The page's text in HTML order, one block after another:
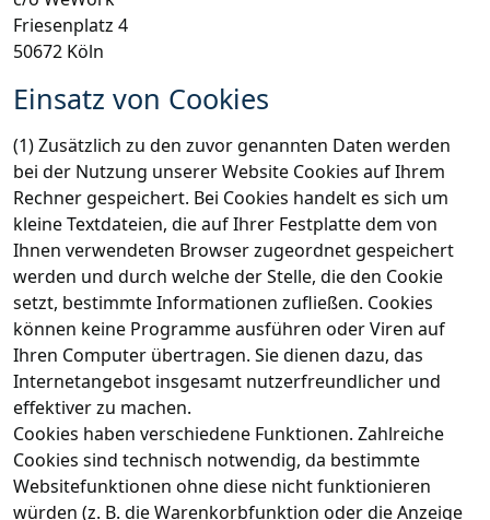
Friesenplatz 4
50672 Köln
Einsatz von Cookies
(1) Zusätzlich zu den zuvor genannten Daten werden
bei der Nutzung unserer Website Cookies auf Ihrem
Rechner gespeichert. Bei Cookies handelt es sich um
kleine Textdateien, die auf Ihrer Festplatte dem von
Ihnen verwendeten Browser zugeordnet gespeichert
werden und durch welche der Stelle, die den Cookie
setzt, bestimmte Informationen zufließen. Cookies
können keine Programme ausführen oder Viren auf
Ihren Computer übertragen. Sie dienen dazu, das
Internetangebot insgesamt nutzerfreundlicher und
effektiver zu machen.
Cookies haben verschiedene Funktionen. Zahlreiche
Cookies sind technisch notwendig, da bestimmte
Websitefunktionen ohne diese nicht funktionieren
würden (z. B. die Warenkorbfunktion oder die Anzeige